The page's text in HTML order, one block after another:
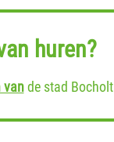
huren?
vande stad Bocholt